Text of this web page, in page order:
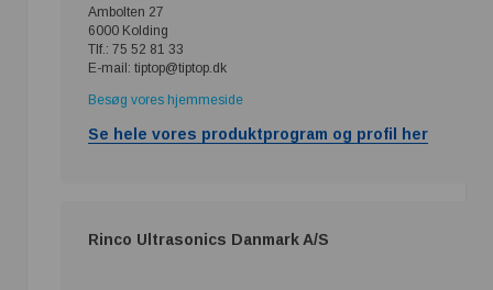
Ambolten 27
6000 Kolding
Tlf.: 75 52 81 33
E-mail: tiptop@tiptop.dk
Besøg vores hjemmeside
Se hele vores produktprogram og profil her
Rinco Ultrasonics Danmark A/S